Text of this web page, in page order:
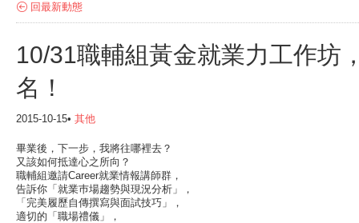
回最新動態
10/31職輔組黃金就業力工作坊
名！
2015-10-15• 其他
畢業後，下一步，我將往哪裡去？
又該如何抵達心之所向？
職輔組邀請Career就業情報講師群，
告訴你「就業巿場趨勢與現況分析」，
「完美履歷自傳撰寫與面試技巧」，
適切的「職場禮儀」，